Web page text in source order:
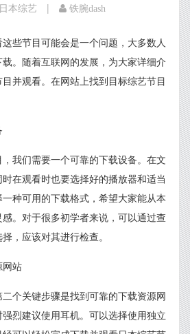
日本综艺 | 铁腕dash
些节目可能会是一个问题，大多数人
。随着互联网的发展，为大家详细介
并观看。在网站上找到目标综艺节目
我们需要一个可靠的下载设备。在文
在观看时也要选择好的播放器和适当
种可用的下载格式，希望大家能从本
。对于很多初学者来说，可以通过查
，应该对其进行检查。
网站
个关键步骤是找到可靠的下载资源网
烈建议使用耳机。可以选择使用独立